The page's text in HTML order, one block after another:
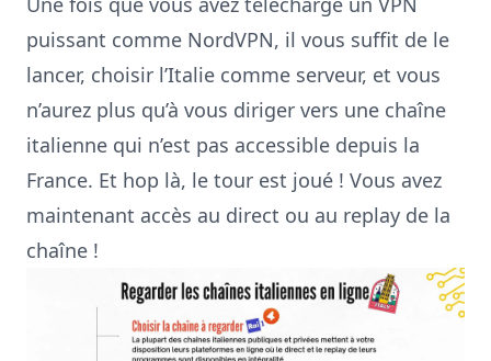
puissant comme NordVPN, il vous suffit de le
lancer, choisir l’Italie comme serveur, et vous
n’aurez plus qu’à vous diriger vers une chaîne
italienne qui n’est pas accessible depuis la
France. Et hop là, le tour est joué ! Vous avez
maintenant accès au direct ou au replay de la
chaîne !